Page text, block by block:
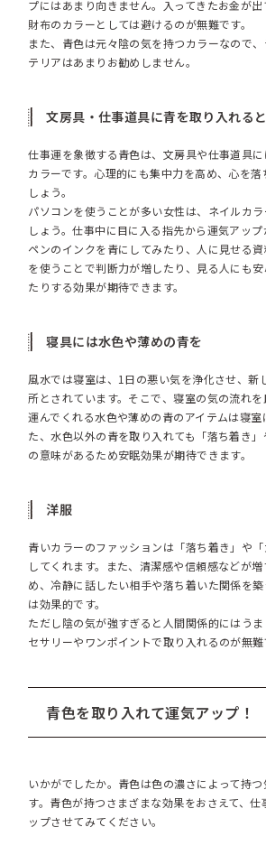
プにはあまり向きません。入ってきたお金が出
財布のカラーとしては避けるのが無難です。
また、青色は元々陰の気を持つカラーなので
テリアはあまりお勧めしません。
文房具・仕事道具に青を取り入れる
仕事運を象徴する青色は、文房具や仕事道具
カラーです。心理的にも集中力を高め、心を
しょう。
パソコンを使うことが多い女性は、ネイルカ
しょう。仕事中に目に入る指先から運気アップ
ペンのインクを青にしてみたり、人に見せる
を使うことで判断力が増したり、見る人にも
たりする効果が期待できます。
寝具には水色や薄めの青を
風水では寝室は、1日の悪い気を浄化させ、新
所とされています。そこで、寝室の気の流れ
運んでくれる水色や薄めの青のアイテムは寝室
た、水色以外の青を取り入れても「落ち着き
の意味があるため安眠効果が期待できます。
洋服
青いカラーのファッションは「落ち着き」や
してくれます。また、清潔感や信頼感などが
め、冷静に話したい相手や落ち着いた関係を
は効果的です。
ただし陰の気が強すぎると人間関係的にはう
セサリーやワンポイントで取り入れるのが無難
青色を取り入れて運気アップ！
いかがでしたか。青色は色の濃さによって持
す。青色が持つさまざまな効果をおさえて、
ップさせてみてください。